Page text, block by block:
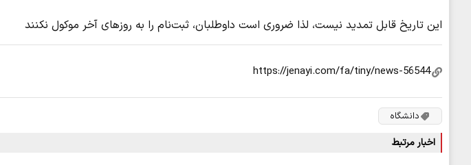
این تاریخ قابل تمدید نیست، لذا ضروری است داوطلبان، ثبت‌نام را به روزهای آخر موکول نکنند
دانشگاه
اخبار مرتبط